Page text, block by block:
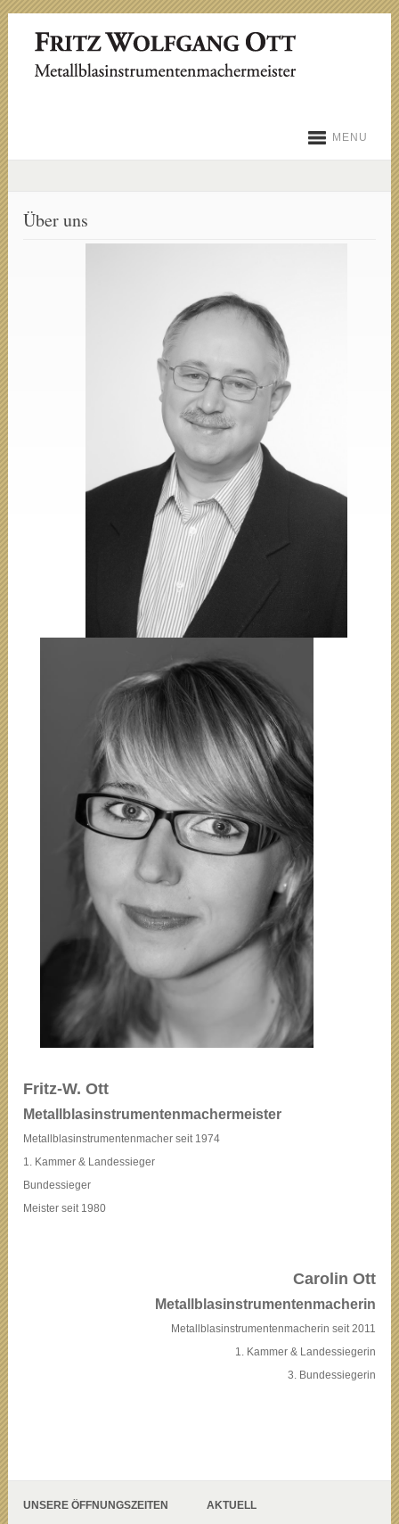
MENU
Über uns
Fritz-W. Ott
Metallblasinstrumentenmachermeister
Metallblasinstrumentenmacher seit 1974
1. Kammer & Landessieger
Bundessieger
Meister seit 1980
Carolin Ott
Metallblasinstrumentenmacherin
Metallblasinstrumentenmacherin seit 2011
1. Kammer & Landessiegerin
3. Bundessiegerin
UNSERE ÖFFNUNGSZEITEN AKTUELL